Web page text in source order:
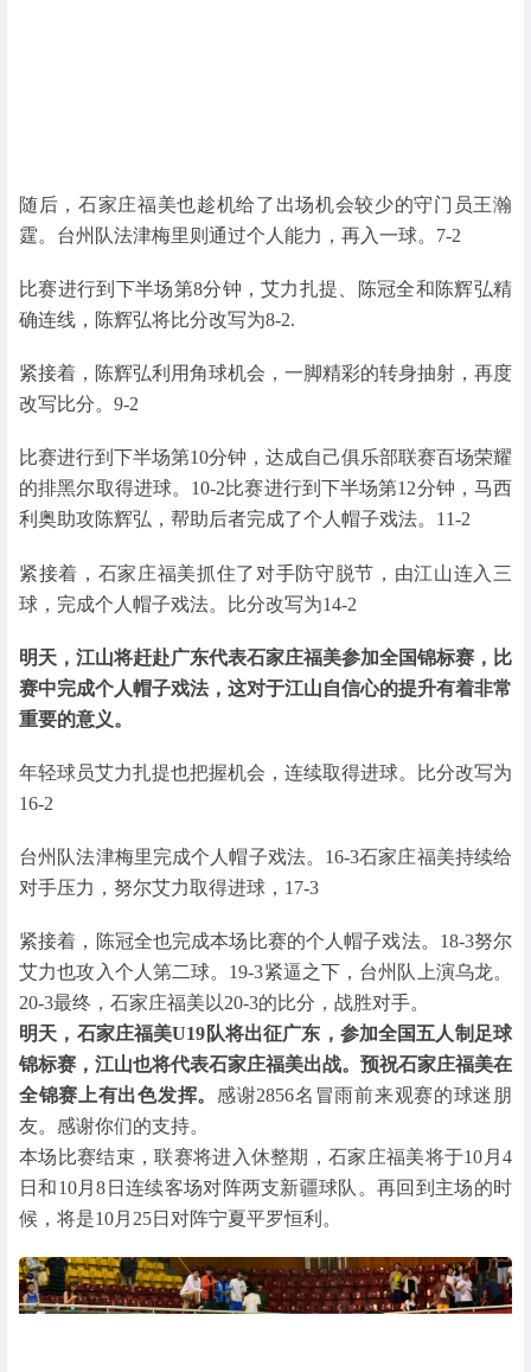
随后，石家庄福美也趁机给了出场机会较少的守门员王瀚
霆。台州队法津梅里则通过个人能力，再入一球。7-2
比赛进行到下半场第8分钟，艾力扎提、陈冠全和陈辉弘精
确连线，陈辉弘将比分改写为8-2.
紧接着，陈辉弘利用角球机会，一脚精彩的转身抽射，再度
改写比分。9-2
比赛进行到下半场第10分钟，达成自己俱乐部联赛百场荣耀
的排黑尔取得进球。10-2比赛进行到下半场第12分钟，马西
利奥助攻陈辉弘，帮助后者完成了个人帽子戏法。11-2
紧接着，石家庄福美抓住了对手防守脱节，由江山连入三
球，完成个人帽子戏法。比分改写为14-2
明天，江山将赶赴广东代表石家庄福美参加全国锦标赛，比
赛中完成个人帽子戏法，这对于江山自信心的提升有着非常
重要的意义。
年轻球员艾力扎提也把握机会，连续取得进球。比分改写为
16-2
台州队法津梅里完成个人帽子戏法。16-3石家庄福美持续给
对手压力，努尔艾力取得进球，17-3
紧接着，陈冠全也完成本场比赛的个人帽子戏法。18-3努尔
艾力也攻入个人第二球。19-3紧逼之下，台州队上演乌龙。
20-3最终，石家庄福美以20-3的比分，战胜对手。
明天，石家庄福美U19队将出征广东，参加全国五人制足球
锦标赛，江山也将代表石家庄福美出战。预祝石家庄福美在
全锦赛上有出色发挥。 感谢2856名冒雨前来观赛的球迷朋
友。感谢你们的支持。
本场比赛结束，联赛将进入休整期，石家庄福美将于10月4
日和10月8日连续客场对阵两支新疆球队。再回到主场的时
候，将是10月25日对阵宁夏平罗恒利。